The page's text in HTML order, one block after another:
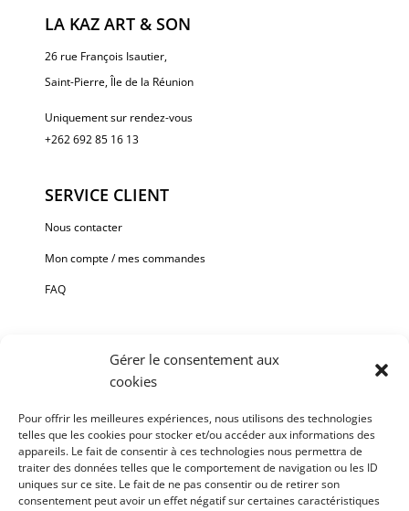
Gérer le consentement aux
cookies
Pour offrir les meilleures expériences, nous utilisons des technologies
telles que les cookies pour stocker et/ou accéder aux informations des
appareils. Le fait de consentir à ces technologies nous permettra de
traiter des données telles que le comportement de navigation ou les ID
uniques sur ce site. Le fait de ne pas consentir ou de retirer son
consentement peut avoir un effet négatif sur certaines caractéristiques
LA KAZ ART & SON
26 rue François Isautier,
Saint-Pierre, Île de la Réunion
Uniquement sur rendez-vous
+262 692 85 16 13
SERVICE CLIENT
Nous contacter
Mon compte / mes commandes
FAQ
Chaque oeuvre est unique et signée, fournie avec une facture
et un certificat d’authenticité.
Livraison et installation OFFERTES sur La Réunion à partir de